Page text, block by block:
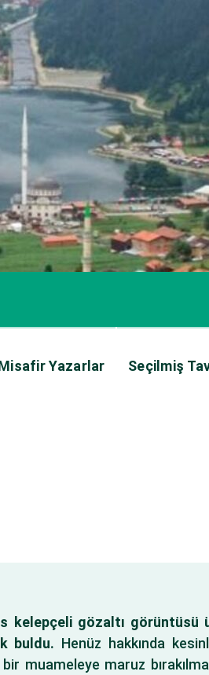
Yazarlar Seçilmiş
kelepçeli gözaltı görüntüsü
buldu. Henüz hakkında
muameleye maruz